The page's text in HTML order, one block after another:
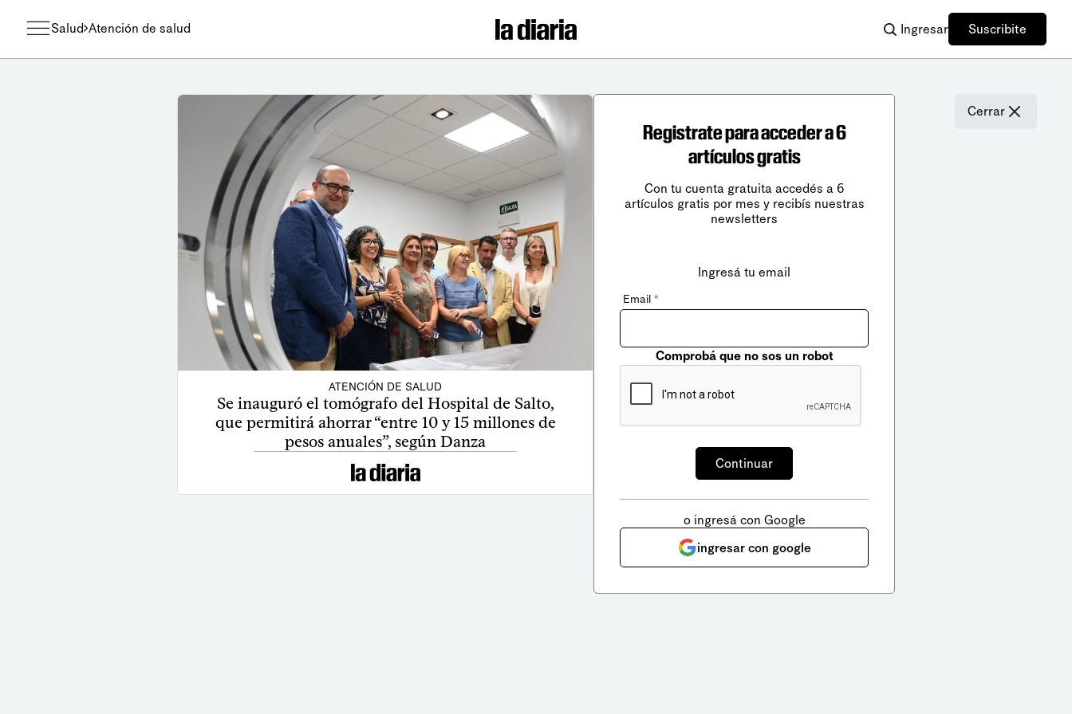
Salud Atención de salud Ingresar Suscribite
ATENCIÓN DE SALUD
Se inauguró el tomógrafo del Hospital de Salto,
que permitirá ahorrar “entre 10 y 15 millones de
pesos anuales”, según Danza
Cerrar
Registrate para acceder a 6
artículos gratis
Con tu cuenta gratuita accedés a 6
artículos gratis por mes y recibís nuestras
newsletters
Ingresá tu email
Email *
Comprobá que no sos un robot
o ingresá con Google
ingresar con google